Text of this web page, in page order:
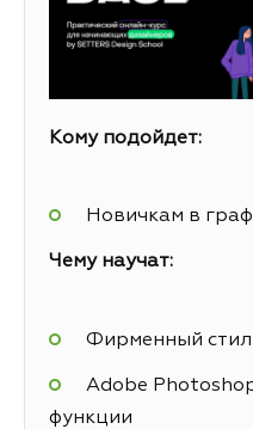
Кому подойдет:
Новичкам в
Чему научат:
Фирменный
Adobe
функции